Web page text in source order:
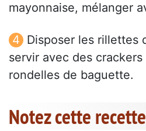
mayonnaise, mélanger
Disposer les rillettes
servir avec des
rondelles de baguette.
Notez cette recette